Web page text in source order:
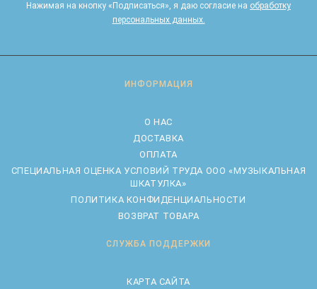
Нажимая на кнопку «Подписаться», я даю cогласие на обработку
персональных данных.
ИНФОРМАЦИЯ
О НАС
ДОСТАВКА
ОПЛАТА
CПЕЦИАЛЬНАЯ ОЦЕНКА УСЛОВИЙ ТРУДА ООО «МУЗЫКАЛЬНАЯ
ШКАТУЛКА»
ПОЛИТИКА КОНФИДЕНЦИАЛЬНОСТИ
ВОЗВРАТ ТОВАРА
СЛУЖБА ПОДДЕРЖКИ
КАРТА САЙТА